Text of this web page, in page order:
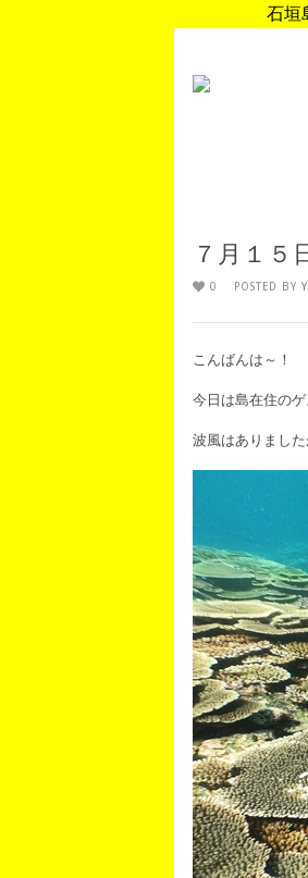
石垣
７月１
0 POSTED BY
こんばんは～！
今日は島在住の
波風はありまし